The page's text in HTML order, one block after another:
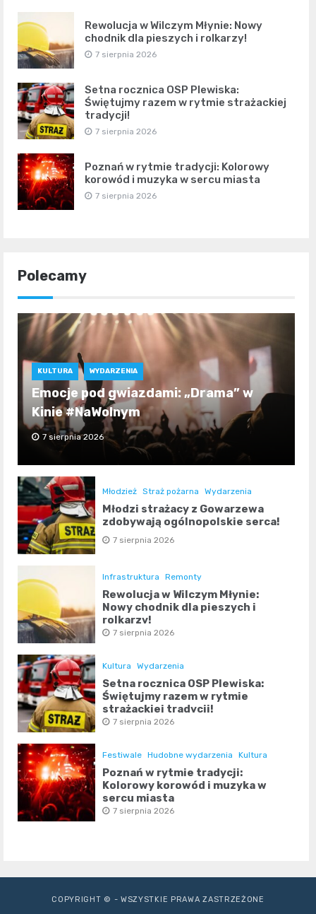
Rewolucja w Wilczym Młynie: Nowy
chodnik dla pieszych i rolkarzy!
7 sierpnia 2026
Setna rocznica OSP Plewiska:
Świętujmy razem w rytmie strażackiej
tradycji!
7 sierpnia 2026
Poznań w rytmie tradycji: Kolorowy
korowód i muzyka w sercu miasta
7 sierpnia 2026
Polecamy
KULTURA WYDARZENIA
Emocje pod gwiazdami: „Drama” w
Kinie #NaWolnym
7 sierpnia 2026
Młodzież Straż pożarna Wydarzenia
Młodzi strażacy z Gowarzewa
zdobywają ogólnopolskie serca!
7 sierpnia 2026
Infrastruktura Remonty
Rewolucja w Wilczym Młynie:
Nowy chodnik dla pieszych i
rolkarzy!
7 sierpnia 2026
Kultura Wydarzenia
Setna rocznica OSP Plewiska:
Świętujmy razem w rytmie
strażackiej tradycji!
7 sierpnia 2026
Festiwale Hudobne wydarzenia Kultura
Poznań w rytmie tradycji:
Kolorowy korowód i muzyka w
sercu miasta
7 sierpnia 2026
COPYRIGHT © - WSZYSTKIE PRAWA ZASTRZEŻONE